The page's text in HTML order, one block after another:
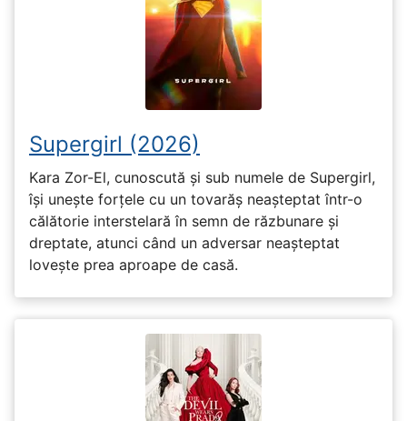
Supergirl (2026)
Kara Zor-El, cunoscută și sub numele de Supergirl,
își unește forțele cu un tovarăș neașteptat într-o
călătorie interstelară în semn de răzbunare și
dreptate, atunci când un adversar neașteptat
lovește prea aproape de casă.